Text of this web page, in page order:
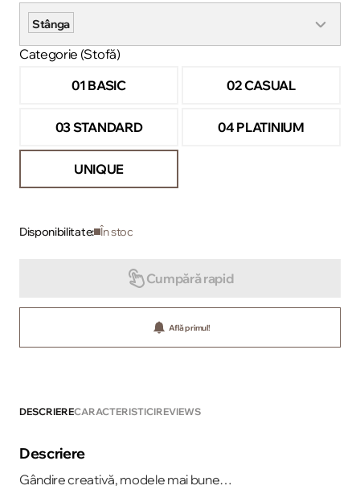
Stânga
Categorie (Stofă)
01 BASIC
02 CASUAL
03 STANDARD 04 PLATINIUM
UNIQUE
Disponibilitate: În stoc
Cumpără rapid
Află primul!
DESCRIERECARACTERISTICIREVIEWS
Descriere
Gândire creativă, modele mai bune…